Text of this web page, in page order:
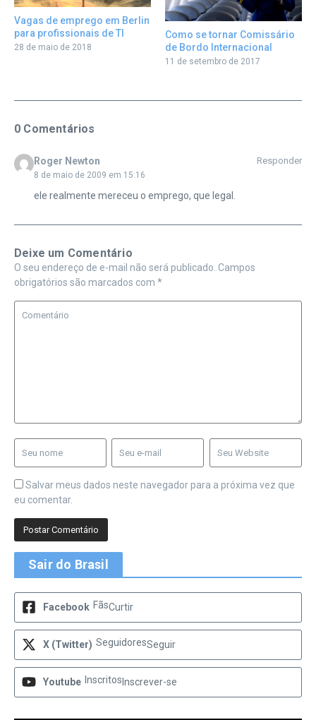
Vagas de emprego em Berlin
para profissionais de TI
28 de maio de 2018
Como se tornar Comissário
de Bordo Internacional
11 de setembro de 2017
0 Comentários
Roger Newton
8 de maio de 2009 em 15:16
Responder
ele realmente mereceu o emprego, que legal.
Deixe um Comentário
O seu endereço de e-mail não será publicado. Campos
obrigatórios são marcados com *
Salvar meus dados neste navegador para a próxima vez que
eu comentar.
Sair do Brasil
Facebook FãsCurtir
X (Twitter) SeguidoresSeguir
Youtube Inscritos Inscrever-se